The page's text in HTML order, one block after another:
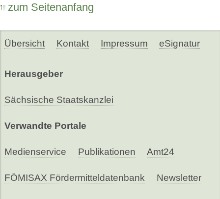
zum Seitenanfang
Übersicht Kontakt Impressum eSignatur
Herausgeber
Sächsische Staatskanzlei
Verwandte Portale
Medienservice Publikationen Amt24
FÖMISAX Fördermitteldatenbank Newsletter